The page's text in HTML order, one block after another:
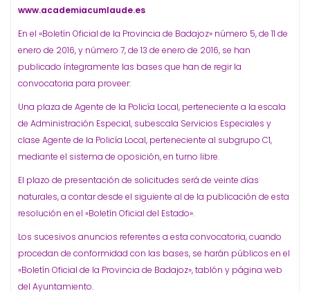
www.academiacumlaude.es
En el «Boletín Oficial de la Provincia de Badajoz» número 5, de 11 de
enero de 2016, y número 7, de 13 de enero de 2016, se han
publicado íntegramente las bases que han de regir la
convocatoria para proveer:
Una plaza de Agente de la Policía Local, perteneciente a la escala
de Administración Especial, subescala Servicios Especiales y
clase Agente de la Policía Local, perteneciente al subgrupo C1,
mediante el sistema de oposición, en turno libre.
El plazo de presentación de solicitudes será de veinte días
naturales, a contar desde el siguiente al de la publicación de esta
resolución en el «Boletín Oficial del Estado».
Los sucesivos anuncios referentes a esta convocatoria, cuando
procedan de conformidad con las bases, se harán públicos en el
«Boletín Oficial de la Provincia de Badajoz», tablón y página web
del Ayuntamiento.